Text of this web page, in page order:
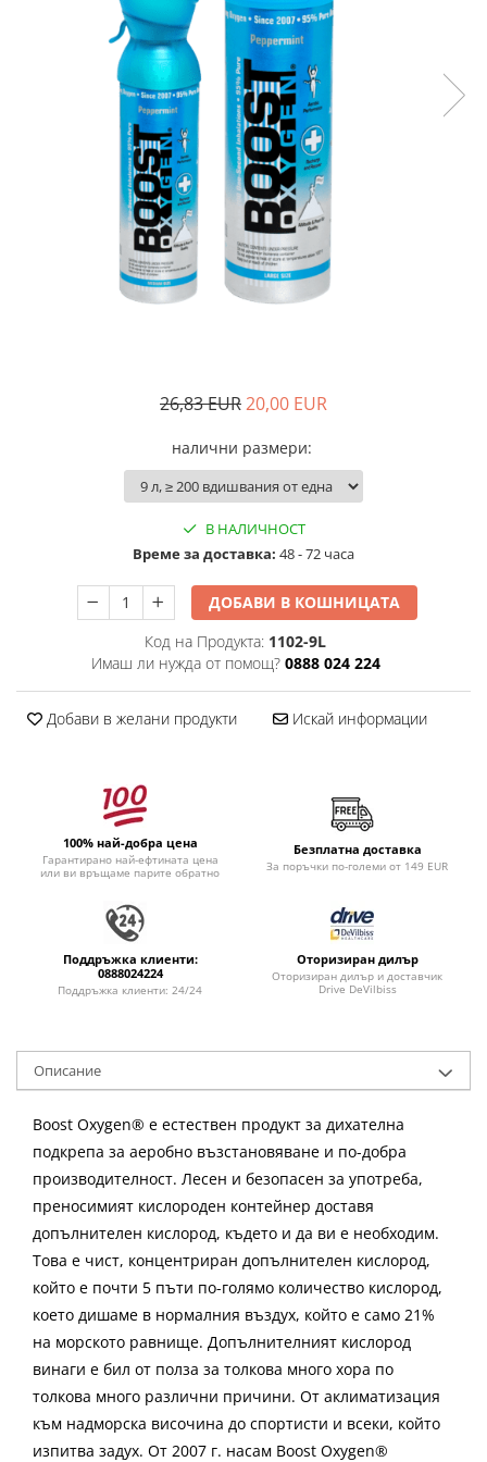
Медицински кислороден спрей
Назални канюли
Овлажняващи купи
Удължаващи маркучи
Кислородни маски
26,83 EUR20,00 EUR
налични размери:
В НАЛИЧНОСТ
Времe за доставка: 48 - 72 часа
ДОБАВИ В КОШНИЦАТА
Код на Продукта: 1102-9L
Имаш ли нужда от помощ? 0888 024 224
Добави в желани продукти Искай информации
100% най-добра цена
Гарантирано най-ефтината цена
или ви връщаме парите обратно
Безплатна доставка
За поръчки по-големи от 149 EUR
Поддръжка клиенти:
0888024224
Поддръжка клиенти: 24/24
Оторизиран дилър
Оторизиран дилър и доставчик
Drive DeVilbiss
Описание
Boost Oxygen® е естествен продукт за дихателна
подкрепа за аеробно възстановяване и по-добра
производителност. Лесен и безопасен за употреба,
преносимият кислороден контейнер доставя
допълнителен кислород, където и да ви е необходим.
Това е чист, концентриран допълнителен кислород,
който е почти 5 пъти по-голямо количество кислород,
което дишаме в нормалния въздух, който е само 21%
на морското равнище. Допълнителният кислород
винаги е бил от полза за толкова много хора по
толкова много различни причини. От аклиматизация
към надморска височина до спортисти и всеки, който
изпитва задух. От 2007 г. насам Boost Oxygen®